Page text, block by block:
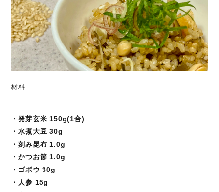
材料
・発芽玄米 150g(1合)
・水煮大豆 30g
・刻み昆布 1.0g
・かつお節 1.0g
・ゴボウ 30g
・人参 15g